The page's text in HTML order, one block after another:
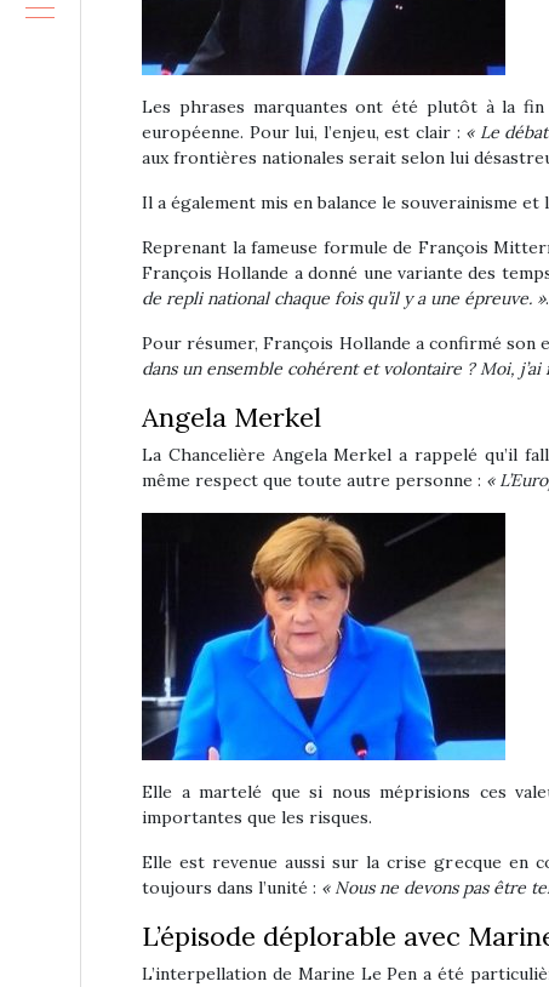
Les phrases marquantes ont été plutôt à la
européenne. Pour lui, l’enjeu, est clair : « Le
aux frontières nationales serait selon lui
Il a également mis en balance le souverainisme et
Reprenant la fameuse formule de François
François Hollande a donné une variante des
de repli national chaque fois qu’il y a une épreuve. ».
Pour résumer, François Hollande a confirmé son
dans un ensemble cohérent et volontaire ? Moi, j’ai
Angela Merkel
La Chancelière Angela Merkel a rappelé qu’il
même respect que toute autre personne : «
Elle a martelé que si nous méprisions ces
importantes que les risques.
Elle est revenue aussi sur la crise grecque en
toujours dans l’unité : « Nous ne devons pas être
L’épisode déplorable avec
L’interpellation de Marine Le Pen a été